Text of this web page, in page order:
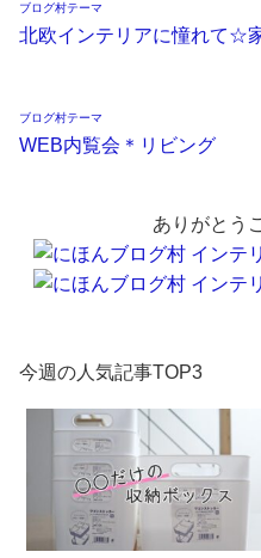
ブログ村テーマ
北欧インテリアに憧れて☆
ブログ村テーマ
WEB内覧会＊リビング
ありがとう
今週の人気記事TOP3